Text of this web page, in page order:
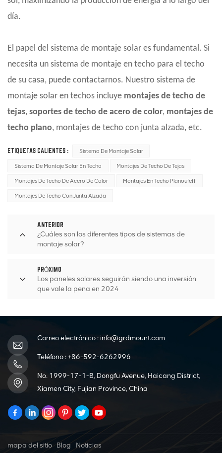
día.
El papel del sistema de montaje solar es fundamental. Si
necesita un sistema de montaje en techo para el techo
de su casa, puede contactarnos. Nuestro sistema de
montaje solar en techos incluye montajes de techo de
tejas, soportes de techo de acero de color, montajes de
techo plano, montajes de techo con junta alzada, etc.
ETIQUETAS CALIENTES : Sistema De Montaje Solar
Sistema De Montaje Solar En Techo Montajes De Techo De Tejas
Montajes De Techo De Acero De Color Montajes En Techo Planoufeff
Montajes De Techo Con Junta Alzada
ANTERIOR
¿Cuáles son los diferentes tipos de sistemas de
montaje solar?
PRÓXIMO
Los paneles solares seguirán siendo una inversión
que vale la pena en 2024
Correo electrónico : info@grdmount.com
Teléfono :+86-592-6262996
No. 1999-17-1-B, Dongfu Avenue, Haicang District,
Xiamen City, Fujian Province, China
mapa del sitio Blog Noticias